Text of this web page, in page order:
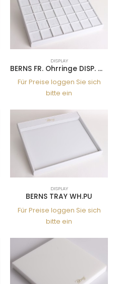
DISPLAY
BERNS FR. Ohrringe DISP. WH.PU 36
Für Preise loggen Sie sich
bitte ein
DISPLAY
BERNS TRAY WH.PU
Für Preise loggen Sie sich
bitte ein